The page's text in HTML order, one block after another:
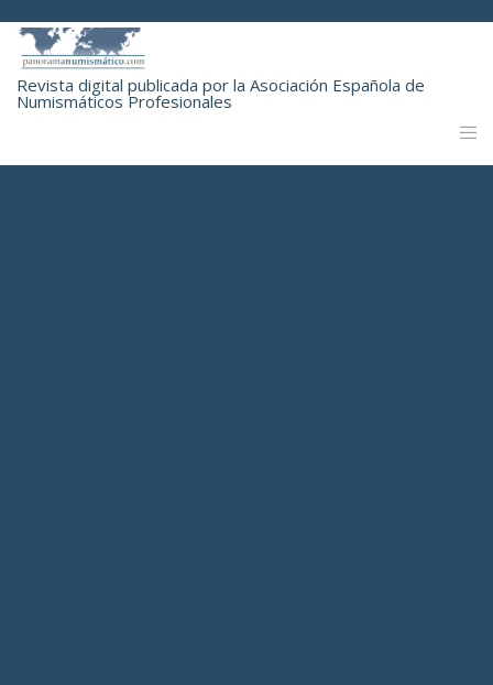
Revista digital publicada por la Asociación Española de
Numismáticos Profesionales